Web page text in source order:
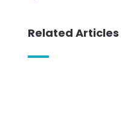
Related Articles